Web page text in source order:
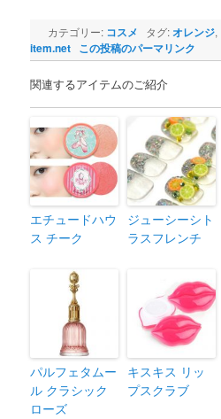
カテゴリー: コスメ タグ:オレンジ,
item.net この投稿のパーマリンク
関連するアイテムのご紹介
エチュードハウ
ス チーク
ジューシーシト
ラスフレンチ
パルフェタムー
ル クラシック
ローズ
キスキス リッ
プスクラブ